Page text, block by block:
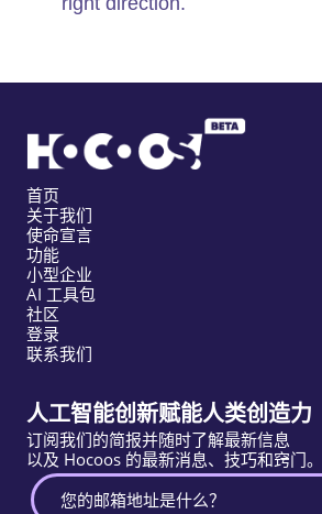
首页
关于我们
使命宣言
功能
小型企业
AI 工具包
社区
登录
联系我们
人工智能创新赋能人类创造力
订阅我们的简报并随时了解最新信息
以及 Hocoos 的最新消息、技巧和窍门。